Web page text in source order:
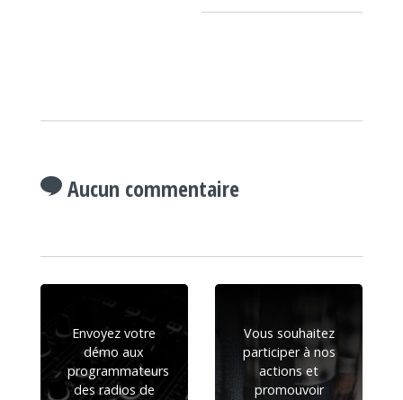
Aucun commentaire
Envoyez votre
démo aux
programmateurs
des radios de
Vous souhaitez
participer à nos
actions et
promouvoir